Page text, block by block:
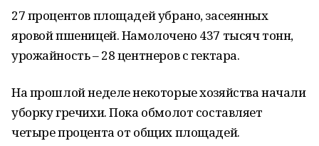
27 процентов площадей убрано, засеянных
яровой пшеницей. Намолочено 437 тысяч тонн,
урожайность – 28 центнеров с гектара.
На прошлой неделе некоторые хозяйства начали
уборку гречихи. Пока обмолот составляет
четыре процента от общих площадей.